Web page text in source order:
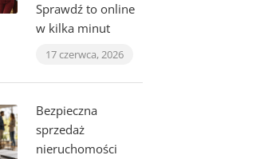
Sprawdź to online
w kilka minut
17 czerwca, 2026
Bezpieczna
sprzedaż
nieruchomości